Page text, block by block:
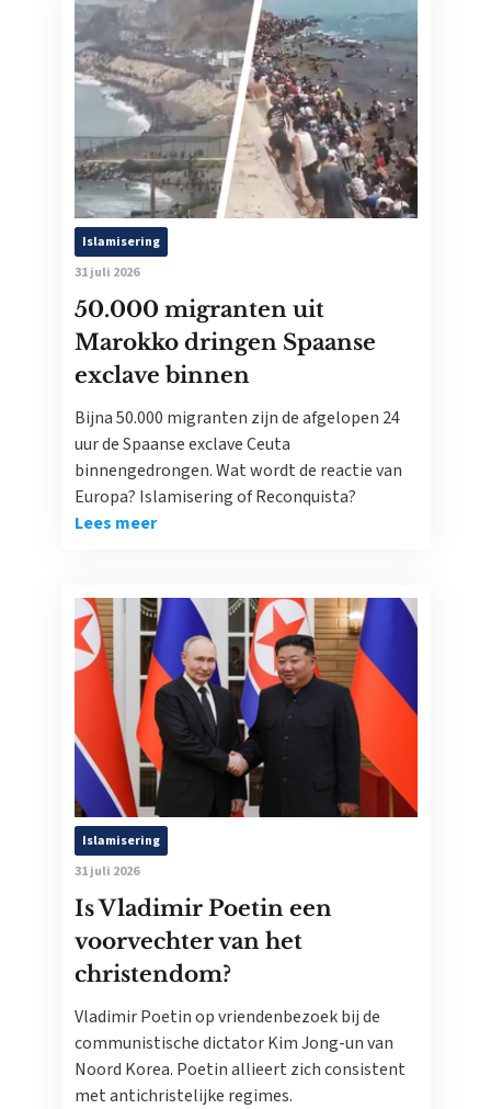
Islamisering
31 juli 2026
50.000 migranten uit
Marokko dringen Spaanse
exclave binnen
Bijna 50.000 migranten zijn de afgelopen 24
uur de Spaanse exclave Ceuta
binnengedrongen. Wat wordt de reactie van
Europa? Islamisering of Reconquista?
Lees meer
Islamisering
31 juli 2026
Is Vladimir Poetin een
voorvechter van het
christendom?
Vladimir Poetin op vriendenbezoek bij de
communistische dictator Kim Jong-un van
Noord Korea. Poetin allieert zich consistent
met antichristelijke regimes.